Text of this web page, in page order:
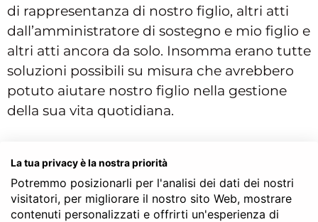
di rappresentanza di nostro figlio, altri atti
dall’amministratore di sostegno e mio figlio e
altri atti ancora da solo. Insomma erano tutte
soluzioni possibili su misura che avrebbero
potuto aiutare nostro figlio nella gestione
della sua vita quotidiana.
Amministratore di sostegno:
ecco come è stato nominato
Ilnotaioin questo frangente è di particolare
La tua privacy è la nostra priorità
Potremmo posizionarli per l'analisi dei dati dei nostri
visitatori, per migliorare il nostro sito Web, mostrare
contenuti personalizzati e offrirti un'esperienza di